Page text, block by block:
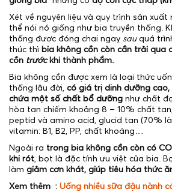
Xét về nguyên liệu và quy trình sản xuất
thể nói nó giống như bia truyền thống.
thống được đóng chai ngay sau quá
thúc thì bia không cồn còn cần trải qua
cồn trước khi thành phẩm.
Bia không cồn được xem là loại thức
thống lâu đời, có giá trị dinh dưỡng
chứa một số chất bổ dưỡng như chất
hòa tan chiếm khoảng 8 – 10% chất
peptid và amino acid, glucid tan (70%
vitamin: B1, B2, PP, chất khoáng…
Ngoài ra trong bia không cồn còn có
khi rót, bọt là đặc tính ưu việt của bia.
làm giảm cơn khát, giúp tiêu hóa thức
Xem thêm : Uống nhiều sữa đậu nành